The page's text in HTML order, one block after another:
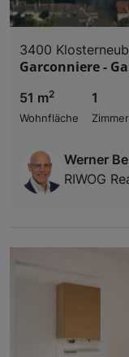
3400
Garconniere -
51 m2
Wohnfläche
1
Zimmer
Werner
RIWOG